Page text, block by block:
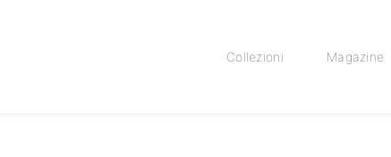
Collezioni Magazine